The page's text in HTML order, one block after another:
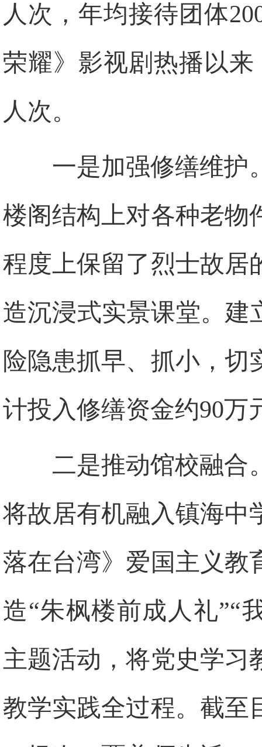
人次，年均接待团体
荣耀》影视剧热播以
人次。
一是加强修缮维护
楼阁结构上对各种老物
程度上保留了烈士故居
造沉浸式实景课堂。建
险隐患抓早、抓小，
计投入修缮资金约90万
二是推动馆校融合
将故居有机融入镇海中
落在台湾》爱国主义教
造“朱枫楼前成人礼”“
主题活动，将党史学习
教学实践全过程。截至